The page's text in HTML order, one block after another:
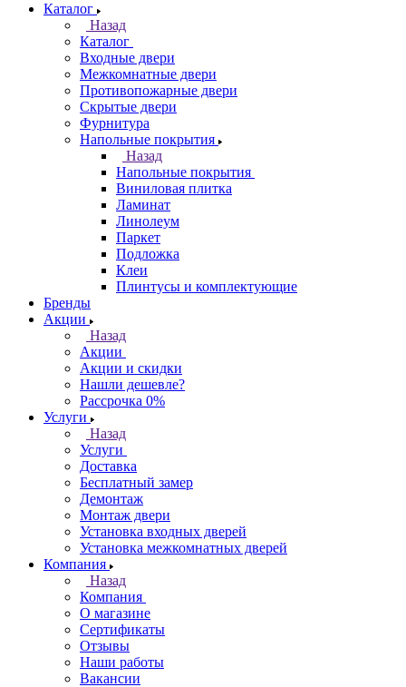
Каталог
Назад
Каталог
Входные двери
Межкомнатные двери
Противопожарные двери
Скрытые двери
Фурнитура
Напольные покрытия
Назад
Напольные покрытия
Виниловая плитка
Ламинат
Линолеум
Паркет
Подложка
Клеи
Плинтусы и комплектующие
Бренды
Акции
Назад
Акции
Акции и скидки
Нашли дешевле?
Рассрочка 0%
Услуги
Назад
Услуги
Доставка
Бесплатный замер
Демонтаж
Монтаж двери
Установка входных дверей
Установка межкомнатных дверей
Компания
Назад
Компания
О магазине
Сертификаты
Отзывы
Наши работы
Вакансии